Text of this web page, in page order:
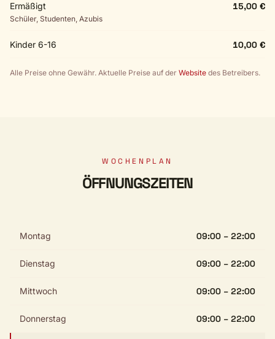
Ermäßigt
Schüler, Studenten, Azubis
15,00 €
Kinder 6-16 10,00 €
Alle Preise ohne Gewähr. Aktuelle Preise auf der Website des Betreibers.
WOCHENPLAN
ÖFFNUNGSZEITEN
Montag 09:00 – 22:00
Dienstag 09:00 – 22:00
Mittwoch 09:00 – 22:00
Donnerstag 09:00 – 22:00